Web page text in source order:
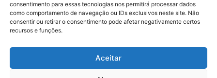
consentimento para essas tecnologias nos permitirá processar dados
como comportamento de navegação ou IDs exclusivos neste site. Não
consentir ou retirar o consentimento pode afetar negativamente certos
recursos e funções.
Aceitar
Contatos
contato@lemaef.com.br
(85) 99868-3664